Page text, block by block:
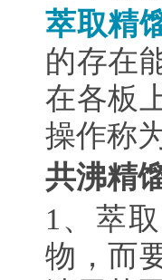
萃取精
的存在
在各板
操作称
共沸精
1、萃
物，而